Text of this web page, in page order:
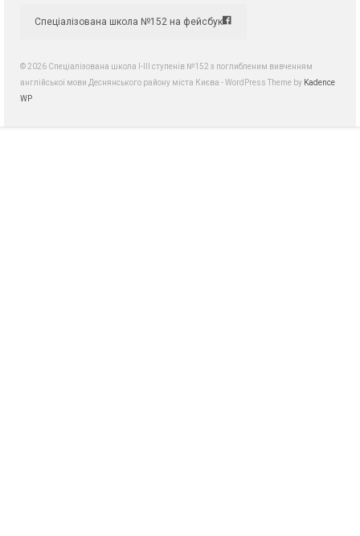
Спеціалізована школа №152 на фейсбук
© 2026 Спеціалізована школа І-ІІІ ступенів №152 з поглибленим вивченням
англійської мови Деснянського району міста Києва - WordPress Theme by Kadence
WP